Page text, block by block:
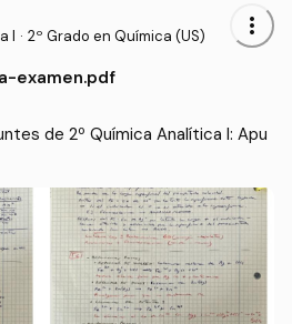
I · 2º Grado en Química (US) more_vert
examen.pdf
de 2º Química Analítica I: Apu